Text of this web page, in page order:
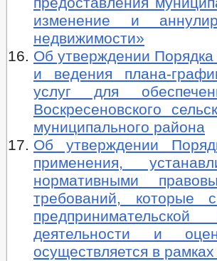
изменение и
недвижимости»
Об утверждении
и ведения плана-
услуг для
Воскресеновского
муниципального района
Об утверждении
применения,
нормативными
требований, которые
деятельности и
осуществляется в